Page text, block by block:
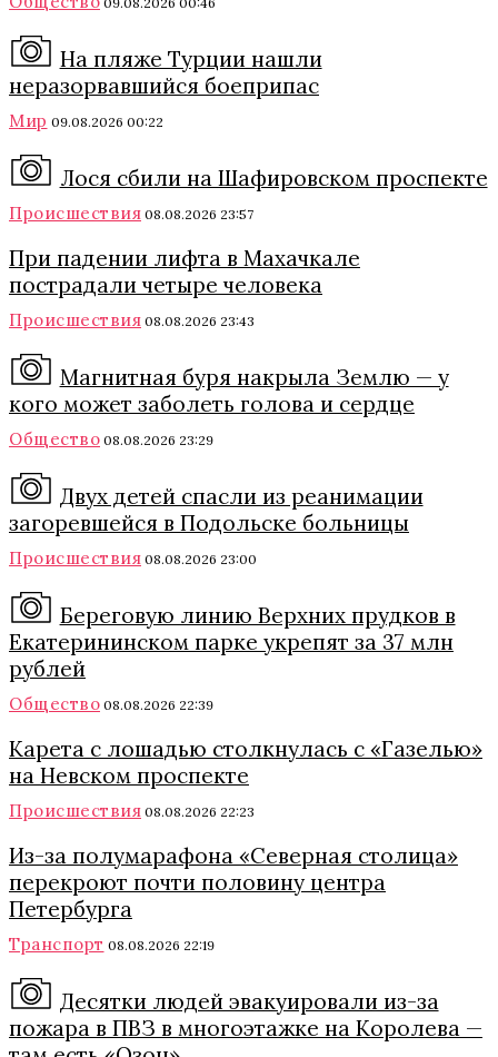
На пляже Турции нашли
неразорвавшийся боеприпас
Мир 09.08.2026 00:22
Лося сбили на Шафировском проспекте
Происшествия 08.08.2026 23:57
При падении лифта в Махачкале
пострадали четыре человека
Происшествия 08.08.2026 23:43
Магнитная буря накрыла Землю — у
кого может заболеть голова и сердце
Общество 08.08.2026 23:29
Двух детей спасли из реанимации
загоревшейся в Подольске больницы
Происшествия 08.08.2026 23:00
Береговую линию Верхних прудков в
Екатерининском парке укрепят за 37 млн
рублей
Общество 08.08.2026 22:39
Карета с лошадью столкнулась с «Газелью»
на Невском проспекте
Происшествия 08.08.2026 22:23
Из-за полумарафона «Северная столица»
перекроют почти половину центра
Петербурга
Транспорт 08.08.2026 22:19
Десятки людей эвакуировали из-за
пожара в ПВЗ в многоэтажке на Королева —